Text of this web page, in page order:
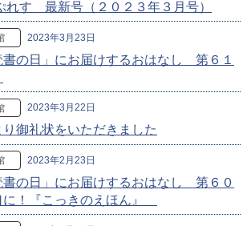
れす 最新号（２０２３年３月号）
2023年3月23日
書の日」にお届けするおはなし 第６１
2023年3月22日
御礼状をいただきました
2023年2月23日
書の日」にお届けするおはなし 第６０
に！『こっきのえほん』